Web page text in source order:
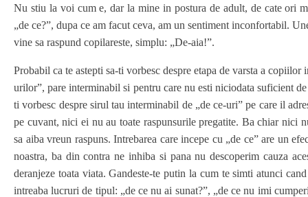
Nu stiu la voi cum e, dar la mine in postura de adult, de cate ori
„de ce?”, dupa ce am facut ceva, am un sentiment inconfortabil.
vine sa raspund copilareste, simplu: „De-aia!”.
Probabil ca te astepti sa-ti vorbesc despre etapa de varsta a copiilor
urilor”, pare interminabil si pentru care nu esti niciodata suficient
ti vorbesc despre sirul tau interminabil de „de ce-uri” pe care il
pe cuvant, nici ei nu au toate raspunsurile pregatite. Ba chiar nici
sa aiba vreun raspuns. Intrebarea care incepe cu „de ce” are un
noastra, ba din contra ne inhiba si pana nu descoperim cauza
deranjeze toata viata. Gandeste-te putin la cum te simti atunci
intreaba lucruri de tipul: „de ce nu ai sunat?”, „de ce nu imi